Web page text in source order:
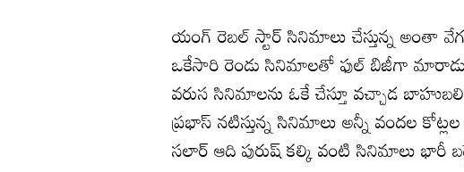
యంగ్ రెబల్ స్టార్ సినిమాలు చేస్తున్న అంతా
ఒకేసారి రెండు సినిమాలతో ఫుల్ బిజీగా
వరుస సినిమాలను ఓకే చేస్తూ వచ్చాడ
ప్రభాస్ నటిస్తున్న సినిమాలు అన్నీ వందల
సలార్ ఆది పురుష్ కల్కి వంటి సినిమాలు